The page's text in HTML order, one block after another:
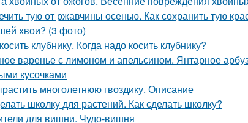
тую от ржавчины осенью. Как сохранить тую
хвои? (3 фото)
клубнику. Когда надо косить клубнику?
варенье с лимоном и апельсином. Янтарное
кусочками
многолетнюю гвоздику. Описание
школку для растений. Как сделать школку?
для вишни. Чудо-вишня